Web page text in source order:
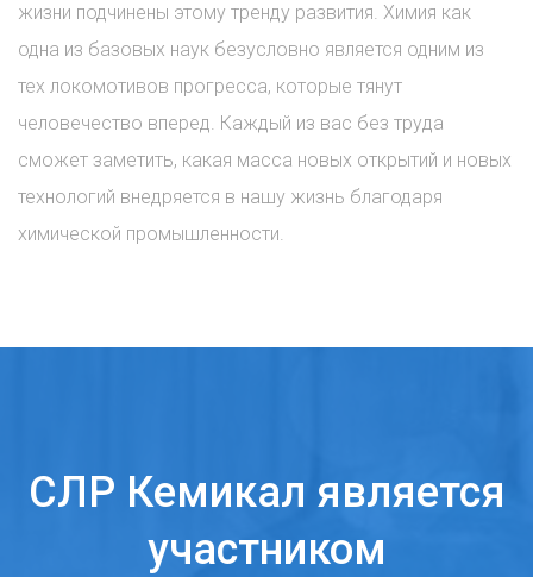
жизни подчинены этому тренду развития. Химия как
одна из базовых наук безусловно является одним из
тех локомотивов прогресса, которые тянут
человечество вперед. Каждый из вас без труда
сможет заметить, какая масса новых открытий и новых
технологий внедряется в нашу жизнь благодаря
химической промышленности.
СЛР Кемикал является
участником